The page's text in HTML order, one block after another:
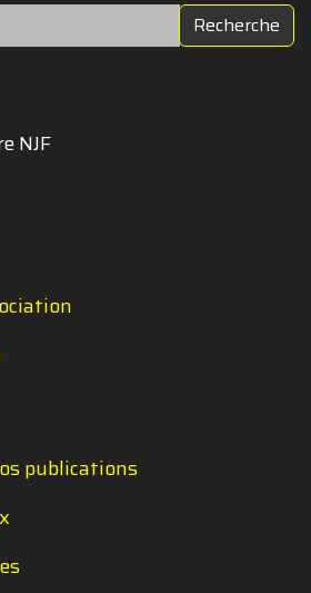
Recherche
NJF
publications